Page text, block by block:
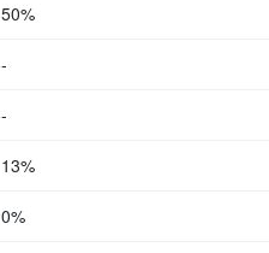
50%
-
-
13%
0%